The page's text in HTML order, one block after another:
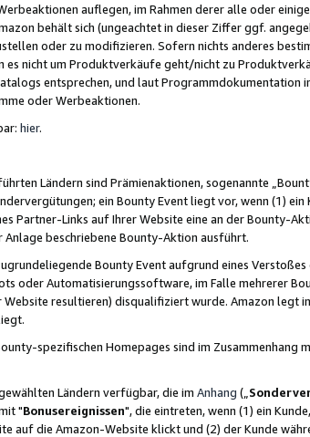
auflegen, im Rahmen derer alle oder
behält sich (ungeachtet in dieser Ziffer ggf.
oder zu modifizieren. Sofern nichts anderes
nicht um Produktverkäufe geht/nicht zu
entsprechen, und laut
oder Werbeaktionen.
hier.
Ländern sind Prämienaktionen, sogenannte
ein Bounty Event liegt vor, wenn (1)
Partner-Links auf Ihrer Website eine an der Bounty-
beschriebene Bounty-Aktion ausführt.
Bounty Event aufgrund eines
oder Automatisierungssoftware, im Falle mehrerer
resultieren) disqualifiziert wurde. Amazon legt
spezifischen Homepages sind im Zusammenhang
Ländern verfügbar, die im Anhang („
"Bonusereignissen", die eintreten, wenn (1) ein
auf die Amazon-Website klickt und (2) der Kunde